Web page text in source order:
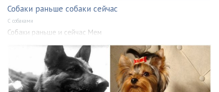
Собаки раньше собаки сейчас
С собаками
Собаки раньше и сейчас Мем